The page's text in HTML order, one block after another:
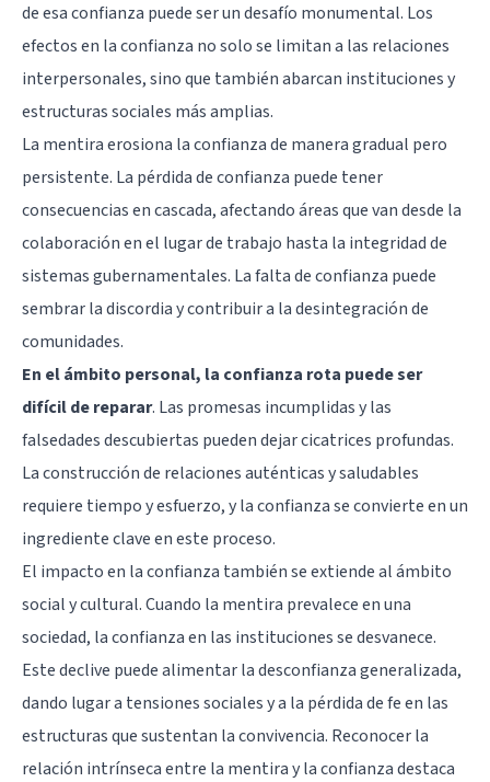
de esa confianza puede ser un desafío monumental. Los
efectos en la confianza no solo se limitan a las relaciones
interpersonales, sino que también abarcan instituciones y
estructuras sociales más amplias.
La mentira erosiona la confianza de manera gradual pero
persistente. La pérdida de confianza puede tener
consecuencias en cascada, afectando áreas que van desde la
colaboración en el lugar de trabajo hasta la integridad de
sistemas gubernamentales. La falta de confianza puede
sembrar la discordia y contribuir a la desintegración de
comunidades.
En el ámbito personal, la confianza rota puede ser
difícil de reparar. Las promesas incumplidas y las
falsedades descubiertas pueden dejar cicatrices profundas.
La construcción de relaciones auténticas y saludables
requiere tiempo y esfuerzo, y la confianza se convierte en un
ingrediente clave en este proceso.
El impacto en la confianza también se extiende al ámbito
social y cultural. Cuando la mentira prevalece en una
sociedad, la confianza en las instituciones se desvanece.
Este declive puede alimentar la desconfianza generalizada,
dando lugar a tensiones sociales y a la pérdida de fe en las
estructuras que sustentan la convivencia. Reconocer la
relación intrínseca entre la mentira y la confianza destaca